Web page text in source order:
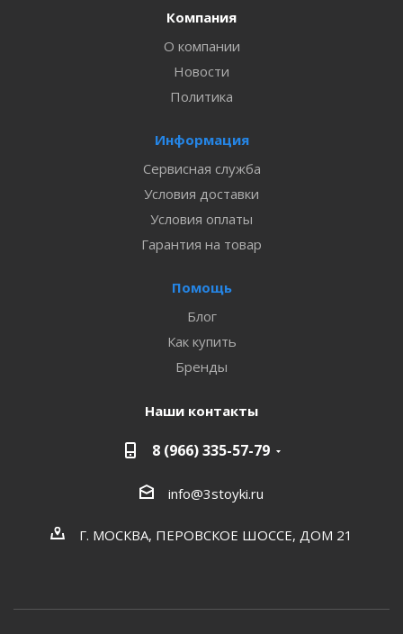
Компания
О компании
Новости
Политика
Информация
Сервисная служба
Условия доставки
Условия оплаты
Гарантия на товар
Помощь
Блог
Как купить
Бренды
Наши контакты
8 (966) 335-57-79
info@3stoyki.ru
Г. МОСКВА, ПЕРОВСКОЕ ШОССЕ, ДОМ 21